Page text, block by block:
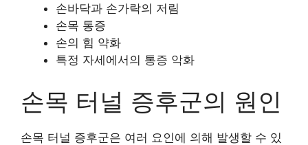
손바닥과 손가락의 저림
손목 통증
손의 힘 약화
특정 자세에서의 통증 악화
손목 터널 증후군의 원인
손목 터널 증후군은 여러 요인에 의해 발생할 수 있